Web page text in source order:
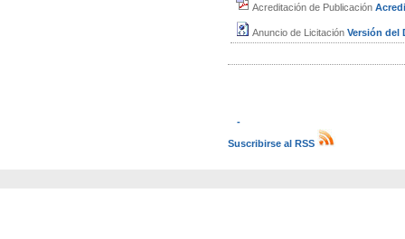
Acreditación de Publicación
Anuncio de Licitación Versión del
-
Suscribirse al RSS